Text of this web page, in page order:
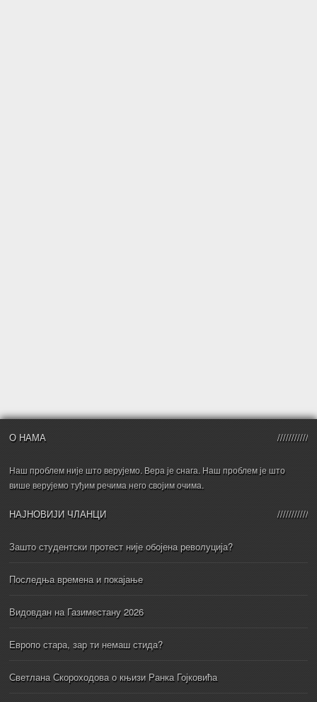
О НАМА
Наш проблем није што верујемо. Вера је снага. Наш проблем је што
више верујемо туђим речима него својим очима.
НАЈНОВИЈИ ЧЛАНЦИ
Зашто студентски протест није обојена револуција?
Последња времена и покајање
Видовдан на Газиместану 2026
Европо стара, зар ти немаш стида?
Светлана Скороходова о књизи Ранка Гојковића